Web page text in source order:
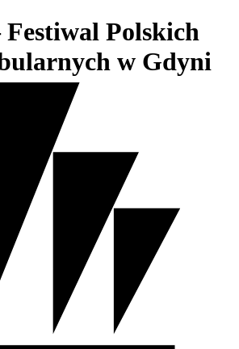
Festiwal Polskich
w Gdyni